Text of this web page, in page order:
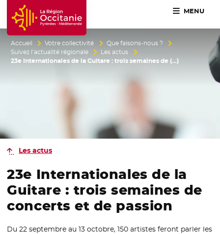
Accueil Région Occitanie / Pyrénées-Méditerranée
MENU
Accueil Votre collectivité
Que faisons-nous ?
Suivez l’actualité régionale
Les actus
23e Internationales de la Guitare : trois semaines de (…)
Les actus
23e Internationales de la
Guitare : trois semaines de
concerts et de passion
Du 22 septembre au 13 octobre, 150 artistes feront parler les